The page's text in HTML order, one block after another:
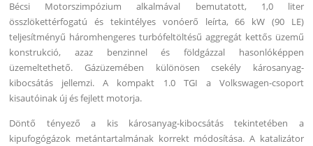
Bécsi Motorszimpózium alkalmával bemutatott, 1,0 liter
összlökettérfogatú és tekintélyes vonóerő leírta, 66 kW (90 LE)
teljesítményű háromhengeres turbófeltöltésű aggregát kettős üzemű
konstrukció, azaz benzinnel és földgázzal hasonlóképpen
üzemeltethető. Gázüzemében különösen csekély károsanyag-
kibocsátás jellemzi. A kompakt 1.0 TGI a Volkswagen-csoport
kisautóinak új és fejlett motorja.
Döntő tényező a kis károsanyag-kibocsátás tekintetében a
kipufogógázok metántartalmának korrekt módosítása. A katalizátor